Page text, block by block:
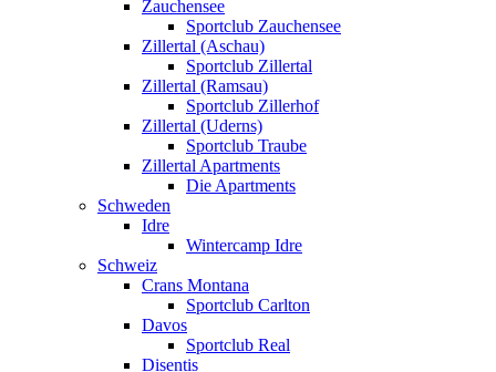
Zauchensee
Sportclub Zauchensee
Zillertal (Aschau)
Sportclub Zillertal
Zillertal (Ramsau)
Sportclub Zillerhof
Zillertal (Uderns)
Sportclub Traube
Zillertal Apartments
Die Apartments
Schweden
Idre
Wintercamp Idre
Schweiz
Crans Montana
Sportclub Carlton
Davos
Sportclub Real
Disentis